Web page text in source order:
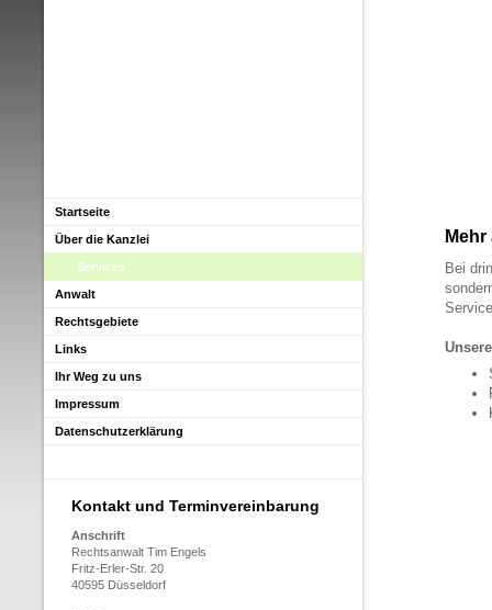
Bei
Startseite
Über die Kanzlei
Services
Anwalt
Rechtsgebiete
Links
Ihr Weg zu uns
Impressum
Datenschutzerklärung
Kontakt und Terminvereinbarung
Anschrift
Rechtsanwalt Tim Engels
Fritz-Erler-Str. 20
40595 Düsseldorf